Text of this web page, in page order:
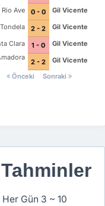
Rio Ave
0 - 0
Gil Vicente
2 - 2
Gil Vicente
Clara
1 - 0
Gil Vicente
2 - 2
Gil Vicente
Önceki
Sonraki
Gün 3 ~ 10